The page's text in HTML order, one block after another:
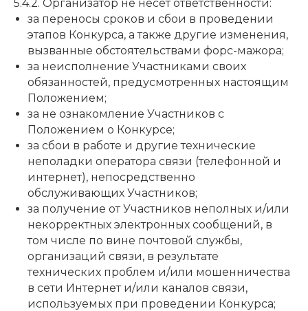
5.4.2. Организатор не несет ответственности:
за переносы сроков и сбои в проведении
этапов Конкурса, а также другие изменения,
вызванные обстоятельствами форс-мажора;
за неисполнение Участниками своих
обязанностей, предусмотренных настоящим
Положением;
за не ознакомление Участников с
Положением о Конкурсе;
за сбои в работе и другие технические
неполадки оператора связи (телефонной и
интернет), непосредственно
обслуживающих Участников;
за получение от Участников неполных и/или
некорректных электронных сообщений, в
том числе по вине почтовой службы,
организаций связи, в результате
технических проблем и/или мошенничества
в сети Интернет и/или каналов связи,
используемых при проведении Конкурса;